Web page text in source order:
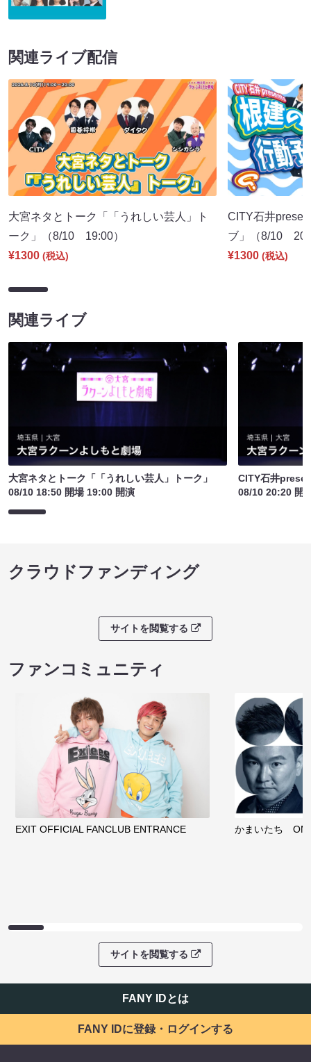
関連ライブ配信
大宮ネタとトーク「「うれしい芸人」ト
ーク」（8/10 19:00）
¥1300 (税込)
CITY石井
ブ」（8/10
¥1300 (税込)
関連ライブ
大宮ネタとトーク「「うれしい芸人」トーク」
08/10 18:50 開場 19:00 開演
CITY石井
08/10 20:20 開
クラウドファンディング
サイトを閲覧する
ファンコミュニティ
EXIT OFFICIAL FANCLUB ENTRANCE かまいたち
サイトを閲覧する
FANY IDとは
FANY IDに登録・ログインする